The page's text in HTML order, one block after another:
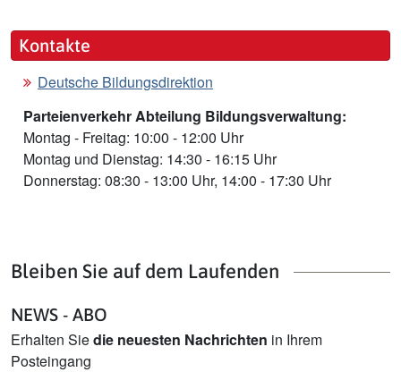
Kontakte
Deutsche Bildungsdirektion
Parteienverkehr Abteilung Bildungsverwaltung:
Montag - Freitag: 10:00 - 12:00 Uhr
Montag und Dienstag: 14:30 - 16:15 Uhr
Donnerstag: 08:30 - 13:00 Uhr, 14:00 - 17:30 Uhr
Bleiben Sie auf dem Laufenden
NEWS - ABO
Erhalten Siedie neuesten Nachrichten in Ihrem
Posteingang